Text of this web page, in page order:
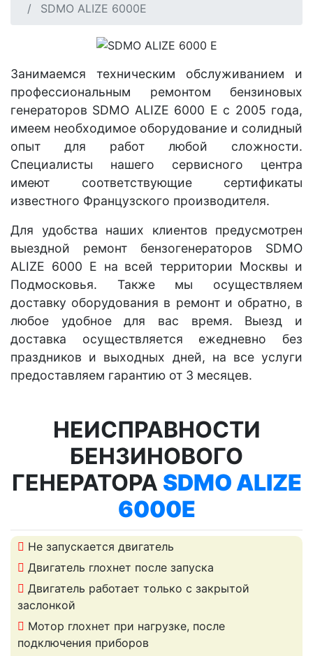
SDMO ALIZE 6000E
Занимаемся техническим обслуживанием и
профессиональным ремонтом бензиновых
генераторов SDMO ALIZE 6000 E с 2005 года,
имеем необходимое оборудование и солидный
опыт для работ любой сложности.
Специалисты нашего сервисного центра
имеют соответствующие сертификаты
известного Французского производителя.
Для удобства наших клиентов предусмотрен
выездной ремонт бензогенераторов SDMO
ALIZE 6000 E на всей территории Москвы и
Подмосковья. Также мы осуществляем
доставку оборудования в ремонт и обратно, в
любое удобное для вас время. Выезд и
доставка осуществляется ежедневно без
праздников и выходных дней, на все услуги
предоставляем гарантию от 3 месяцев.
НЕИСПРАВНОСТИ
БЕНЗИНОВОГО
ГЕНЕРАТОРА SDMO ALIZE
6000E
Не запускается двигатель
Двигатель глохнет после запуска
Двигатель работает только с закрытой
заслонкой
Мотор глохнет при нагрузке, после
подключения приборов